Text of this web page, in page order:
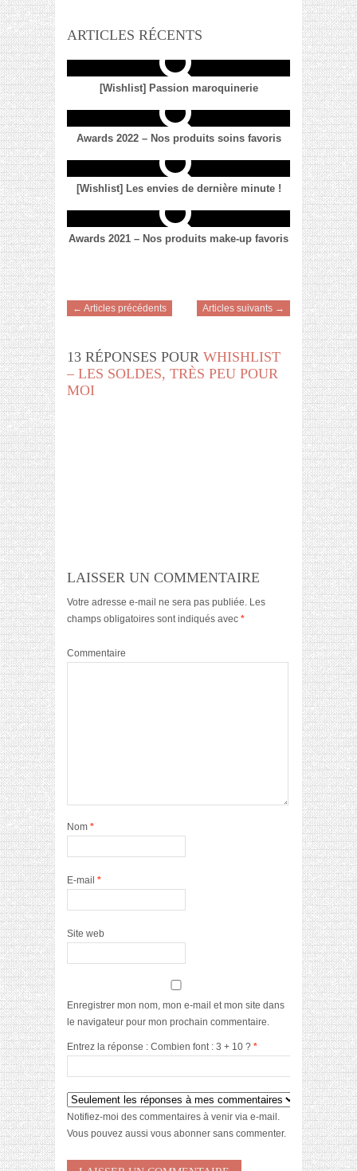
ARTICLES RÉCENTS
[Wishlist] Passion maroquinerie
Awards 2022 – Nos produits soins favoris
[Wishlist] Les envies de dernière minute !
Awards 2021 – Nos produits make-up favoris
← Articles précédents Articles suivants →
13 RÉPONSES POUR WHISHLIST
– LES SOLDES, TRÈS PEU POUR
MOI
LAISSER UN COMMENTAIRE
Votre adresse e-mail ne sera pas publiée. Les
champs obligatoires sont indiqués avec *
Commentaire
Nom *
E-mail *
Site web
Enregistrer mon nom, mon e-mail et mon site dans
le navigateur pour mon prochain commentaire.
Entrez la réponse : Combien font : 3 + 10 ? *
Notifiez-moi des commentaires à venir via e-mail.
Vous pouvez aussi vous abonner sans commenter.